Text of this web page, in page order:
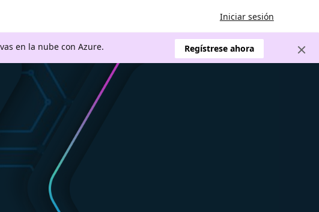
Iniciar sesión
en la nube con Azure. Regístrese ahora